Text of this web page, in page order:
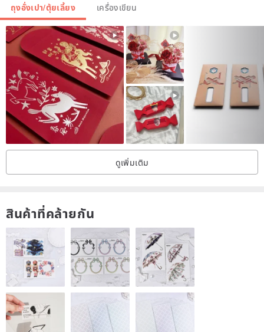
|: Packaging Illustration :|
ถุงอั่งเปา/ตุ้ยเลี้ยง เครื่องเขียน
ดูเพิ่มเติม
สินค้าที่คล้ายกัน